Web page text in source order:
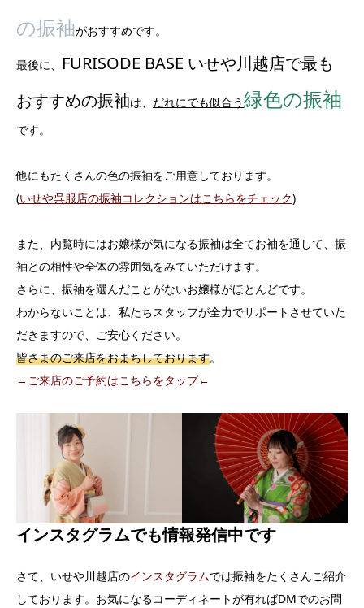
の振袖がおすすめです。
最後に、
FURISODE BASE いせや川越店で最も
おすすめの振袖は、 だれにでも似合う緑色の振袖
です。
他にもたくさんの色の振袖をご用意しております。
(いせや呉服店の振袖コレクションはこちらをチェック)
また、内覧時にはお嬢様が気になる振袖は全てお袖を通して、振
袖との相性や全体の雰囲気をみていただけます。
さらに、振袖を選んだことがないお嬢様がほとんどです。
わからないことは、私たちスタッフが全力でサポートさせていた
だきますので、ご安心ください。
皆さまのご来店をおまちしております。
→ご来店のご予約はこちらをタップ←
インスタグラムでも情報発信中です
さて、いせや川越店のインスタグラムでは振袖をたくさんご紹介
しております。お気になるコーディネートが有ればDMでのお問